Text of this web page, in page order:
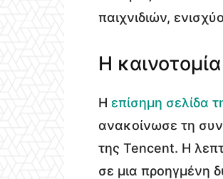
παιχνιδιών,
Η
Η επίσημη σελίδα
ανακοίνωσε τη
της Tencent. Η
σε μια προηγμένη